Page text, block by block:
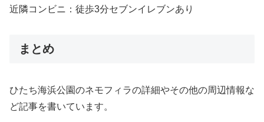
近隣コンビニ：徒歩3分セブンイレブンあり
まとめ
ひたち海浜公園のネモフィラの詳細やその他の周辺情報な
ど記事を書いています。